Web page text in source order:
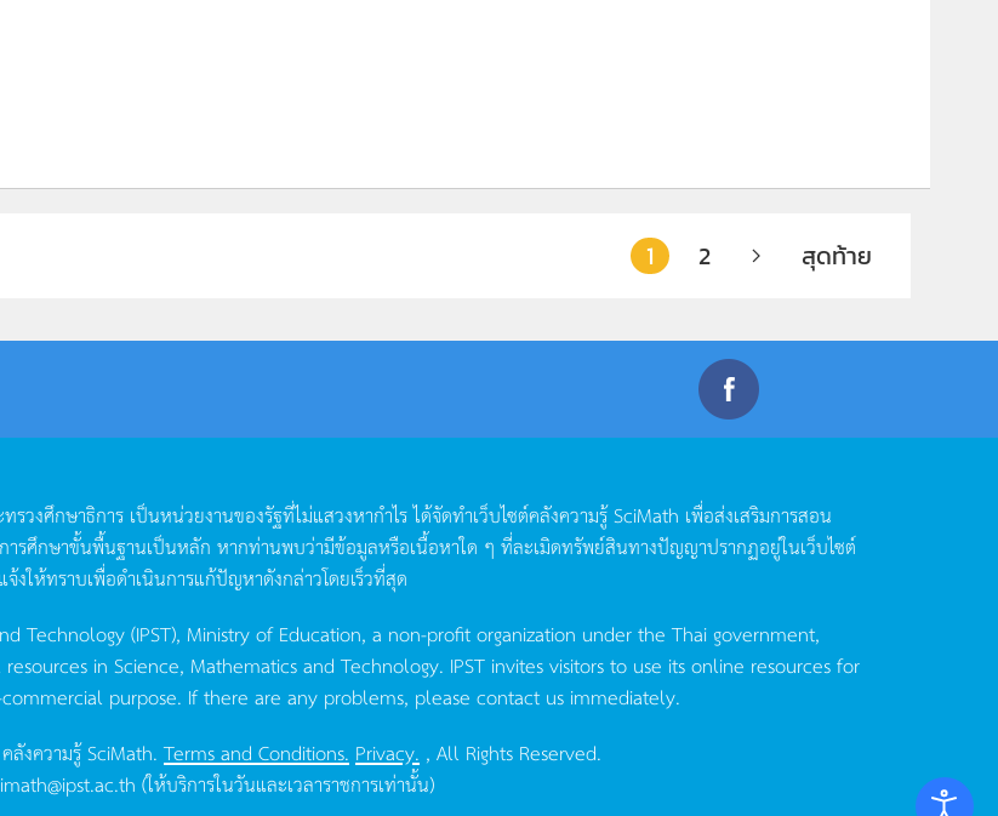
1 2 สุดท้าย
ทรวงศึกษาธิการ เป็นหน่วยงานของรัฐที่ไม่แสวงหากำไรได้จัดทำเว็บไซต์คลังความรู้SciMath เพื่อส่งเสริมการสอน
ารศึกษาขั้นพื้นฐานเป็นหลัก หากท่านพบว่ามีข้อมูลหรือเนื้อหาใด ๆ ที่ละเมิดทรัพย์สินทางปัญญาปรากฏอยู่ในเว็บไซต์
จ้งให้ทราบเพื่อดำเนินการแก้ปัญหาดังกล่าวโดยเร็วที่สุด
Technology (IPST), Ministry of Education, a non-profit organization under the Thai government,
in Science, Mathematics and Technology. IPST invites visitors to use its online resources for
purpose. If there are any problems, please contact us immediately.
ลังความรู้ SciMath.Terms and Conditions. Privacy. , All Rights Reserved.
(ให้บริการในวันและเวลาราชการเท่านั้น)